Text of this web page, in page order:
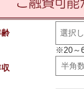
齢
※20～